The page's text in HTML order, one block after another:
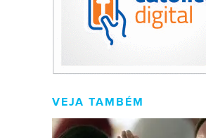
VEJA TAMBÉM